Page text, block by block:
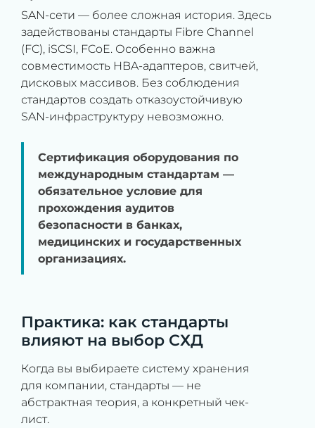
SAN-сети — более сложная история. Здесь
задействованы стандарты Fibre Channel
(FC), iSCSI, FCoE. Особенно важна
совместимость HBA-адаптеров, свитчей,
дисковых массивов. Без соблюдения
стандартов создать отказоустойчивую
SAN-инфраструктуру невозможно.
Сертификация оборудования по
международным стандартам —
обязательное условие для
прохождения аудитов
безопасности в банках,
медицинских и государственных
организациях.
Практика: как стандарты
влияют на выбор СХД
Когда вы выбираете систему хранения
для компании, стандарты — не
абстрактная теория, а конкретный чек-
лист.